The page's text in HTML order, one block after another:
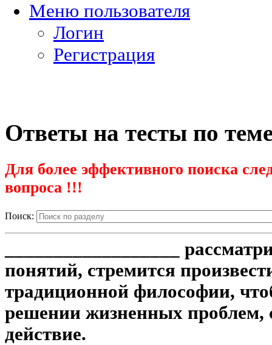
Меню пользователя
Логин
Регистрация
Ответы на тесты по
Для более эффективного поиска
вопроса !!!
Поиск:
__________________
понятий, стремится
традиционной философии,
решении жизненных проблем,
действие.